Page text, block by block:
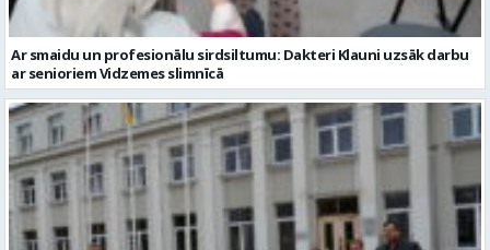
Ar smaidu un profesionālu sirdsiltumu: Dakteri Klauni uzsāk darbu
ar senioriem Vidzemes slimnīcā